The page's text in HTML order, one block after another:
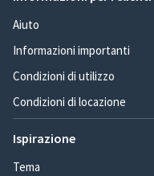
Aiuto
Informazioni importanti
Condizioni di utilizzo
Condizioni di locazione
Ispirazione
Tema